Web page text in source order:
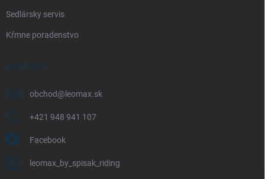
Sedlársky servis
Kŕmne poradenstvo
KONTAKT
obchod@ leomax.sk
+421 948 941 107
Facebook
leomax_by_spisak_riding